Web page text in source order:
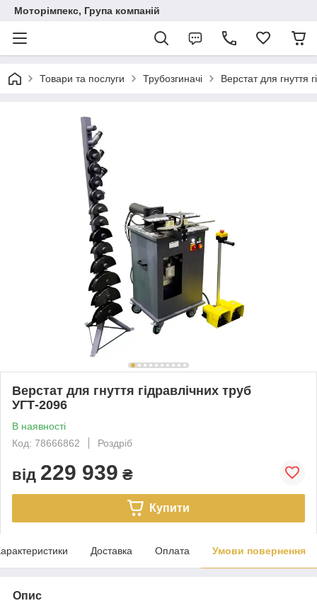
Моторімпекс, Група компаній
Товари та послуги Трубозгиначі Верстат для гнуття
Верстат для гнуття гідравлічних труб
УГТ-2096
В наявності
Код: 78666862
Роздріб
від 229 939 ₴
Купити
Доставка Оплата Умови повернення
Опис